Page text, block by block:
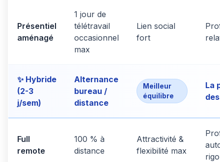
Présentiel
aménagé
1 jour de
télétravail
occasionnel
max
Lien social
fort
✨ Hybride
(2-3
j/sem)
Alternance
bureau /
distance
Meilleur
équilibre
La
Full
remote
100 % à
distance
Attractivité &
flexibilité max